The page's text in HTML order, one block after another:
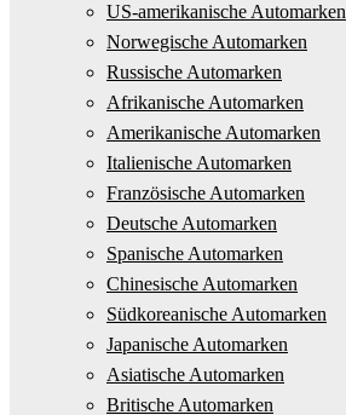
US-amerikanische Automarken
Norwegische Automarken
Russische Automarken
Afrikanische Automarken
Amerikanische Automarken
Italienische Automarken
Französische Automarken
Deutsche Automarken
Spanische Automarken
Chinesische Automarken
Südkoreanische Automarken
Japanische Automarken
Asiatische Automarken
Britische Automarken